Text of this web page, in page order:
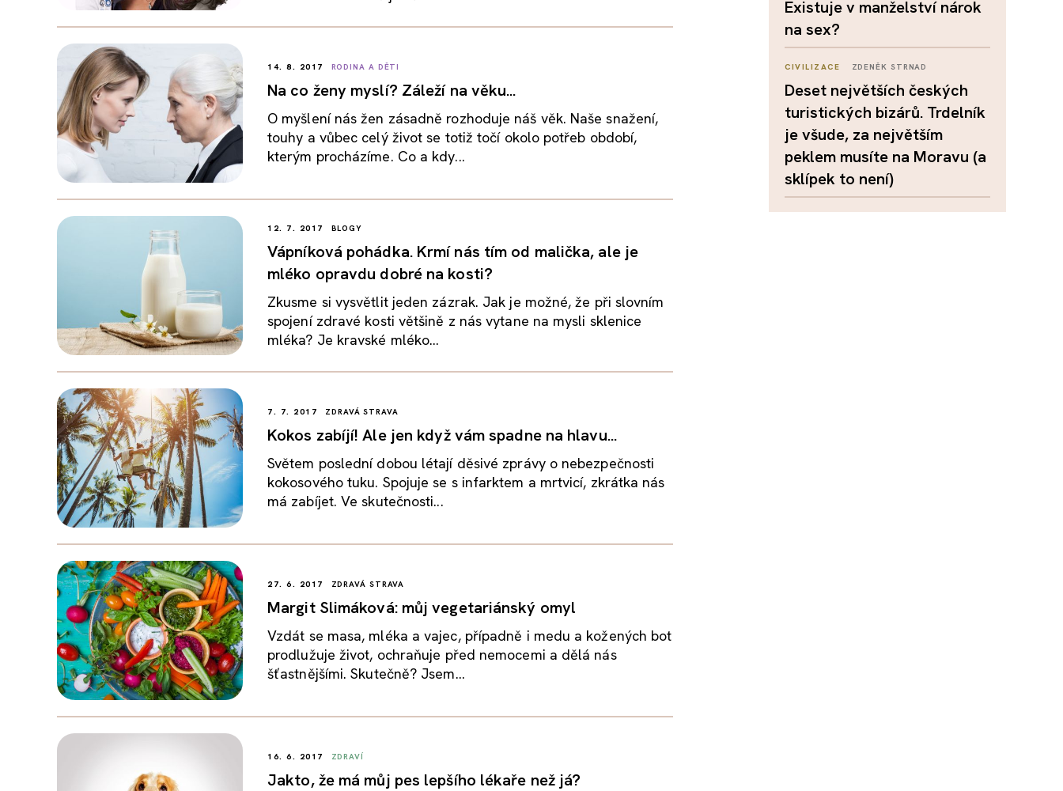
14. 8. 2017 RODINA A DĚTI
Na co ženy myslí? Záleží na věku...
O myšlení nás žen zásadně rozhoduje náš věk. Naše snažení,
touhy a vůbec celý život se totiž točí okolo potřeb období,
kterým procházíme. Co a kdy...
12. 7. 2017 BLOGY
Vápníková pohádka. Krmí nás tím od malička, ale je
mléko opravdu dobré na kosti?
Zkusme si vysvětlit jeden zázrak. Jak je možné, že při slovním
spojení zdravé kosti většině z nás vytane na mysli sklenice
mléka? Je kravské mléko...
7. 7. 2017 ZDRAVÁ STRAVA
Kokos zabíjí! Ale jen když vám spadne na hlavu...
Světem poslední dobou létají děsivé zprávy o nebezpečnosti
kokosového tuku. Spojuje se s infarktem a mrtvicí, zkrátka nás
má zabíjet. Ve skutečnosti...
27. 6. 2017 ZDRAVÁ STRAVA
Margit Slimáková: můj vegetariánský omyl
Vzdát se masa, mléka a vajec, případně i medu a kožených bot
prodlužuje život, ochraňuje před nemocemi a dělá nás
šťastnějšími. Skutečně? Jsem...
16. 6. 2017 ZDRAVÍ
Jakto, že má můj pes lepšího lékaře než já?
Existuje v manželství nárok
na sex?
CIVILIZACE ZDENĚK STRNAD
Deset největších českých
turistických bizárů. Trdelník
je všude, za největším
peklem musíte na Moravu (a
sklípek to není)